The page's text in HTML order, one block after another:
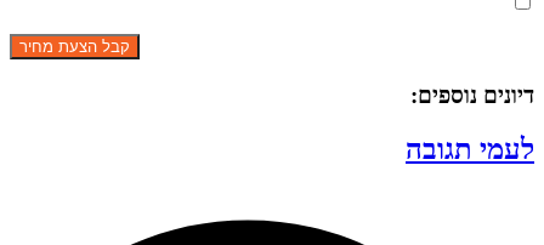
דיונים נוספים:
לעמי תגובה